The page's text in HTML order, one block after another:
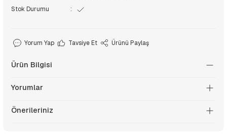
Stok Durumu
Yorum Yap Tavsiye Et Ürünü Paylaş
Ürün Bilgisi
Yorumlar
Önerileriniz